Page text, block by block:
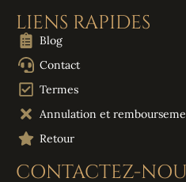
LIENS RAPIDES
Blog
Contact
Termes
Annulation et
Retour
CONTACTEZ-